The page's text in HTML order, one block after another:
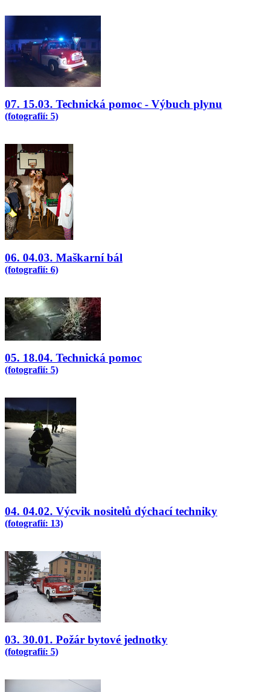
07. 15.03. Technická pomoc - Výbuch plynu
(fotografií: 5)
06. 04.03. Maškarní bál
(fotografií: 6)
05. 18.04. Technická pomoc
(fotografií: 5)
04. 04.02. Výcvik nositelů dýchací techniky
(fotografií: 13)
03. 30.01. Požár bytové jednotky
(fotografií: 5)